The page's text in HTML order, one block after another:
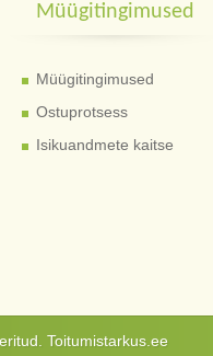
Müügitingimused
Müügitingimused
Ostuprotsess
Isikuandmete kaitse
Toitumistarkus.ee